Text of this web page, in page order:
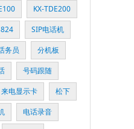
KX-TDE200
SIP电话机
务员
分机板
号码跟随
来电显示卡
松下
电话录音